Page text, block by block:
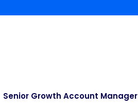
Senior Growth Account Manager